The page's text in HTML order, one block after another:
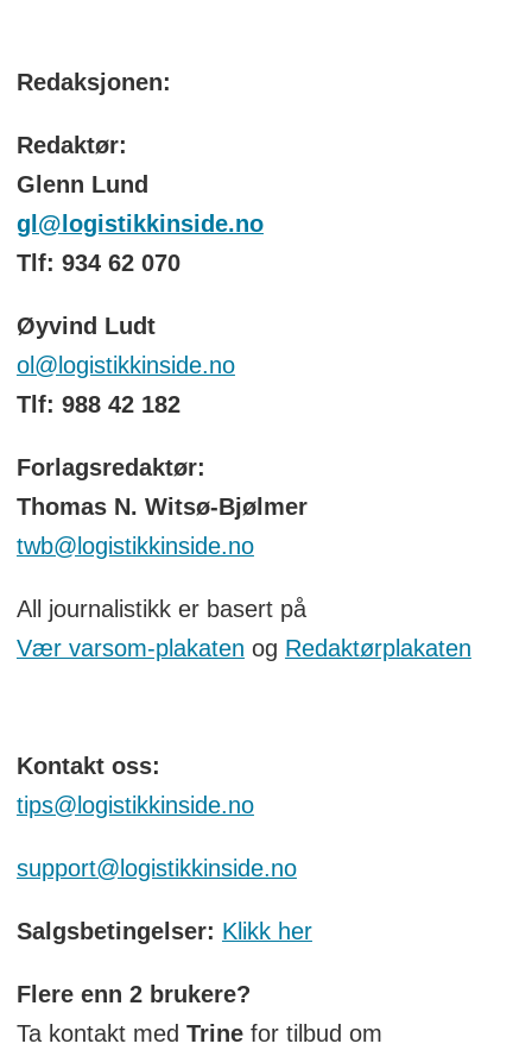
Redaksjonen:
Redaktør:
Glenn Lund
gl@logistikkinside.no
Tlf: 934 62 070
Øyvind Ludt
ol@logistikkinside.no
Tlf: 988 42 182
Forlagsredaktør:
Thomas N. Witsø-Bjølmer
twb@logistikkinside.no
All journalistikk er basert på
Vær varsom-plakaten og Redaktørplakaten
Kontakt oss:
tips@logistikkinside.no
support@logistikkinside.no
Salgsbetingelser: Klikk her
Flere enn 2 brukere?
Ta kontakt med Trinefor tilbud om